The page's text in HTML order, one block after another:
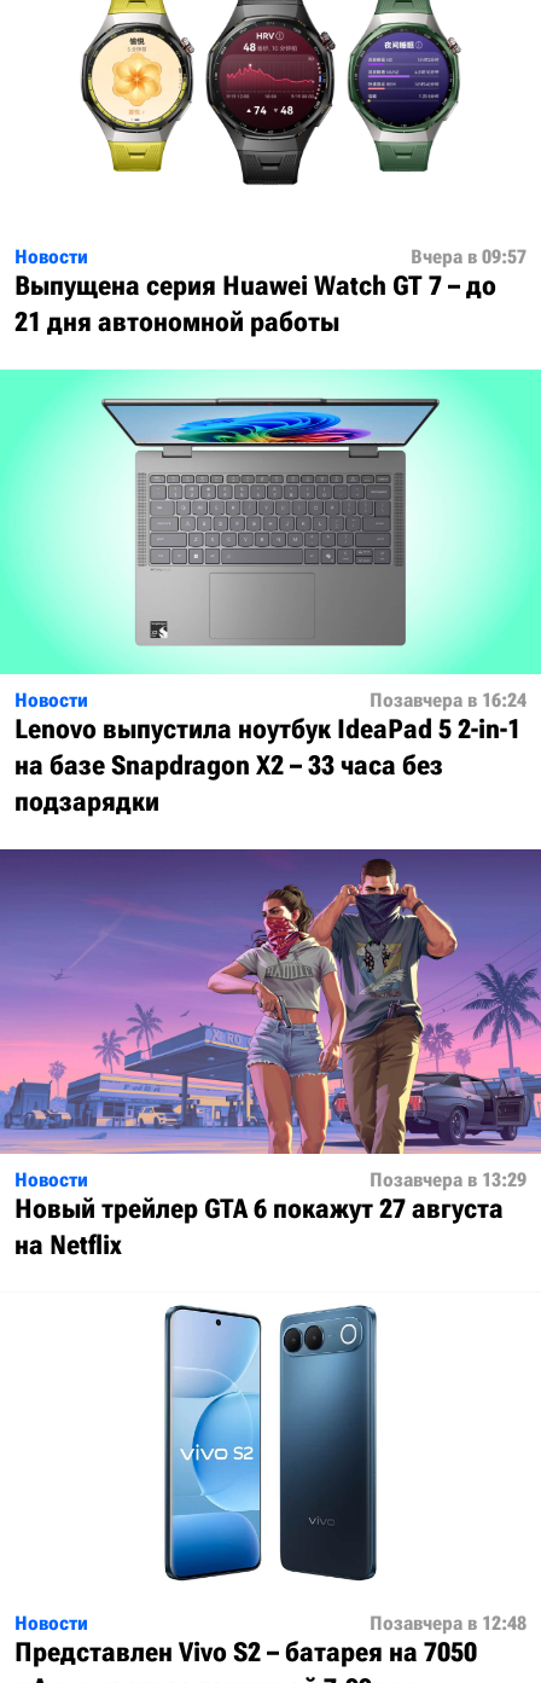
Новости Вчера в 09:57
Выпущена серия Huawei Watch GT 7 – до
21 дня автономной работы
Новости Позавчера в 16:24
Lenovo выпустила ноутбук IdeaPad 5 2-in-1
на базе Snapdragon X2 – 33 часа без
подзарядки
Новости Позавчера в 13:29
Новый трейлер GTA 6 покажут 27 августа
на Netflix
Новости Позавчера в 12:48
Представлен Vivo S2 – батарея на 7050